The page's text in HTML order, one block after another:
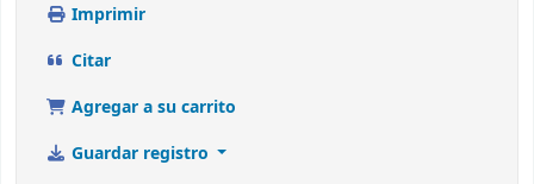
Imprimir
Citar
Agregar a su carrito
Guardar registro